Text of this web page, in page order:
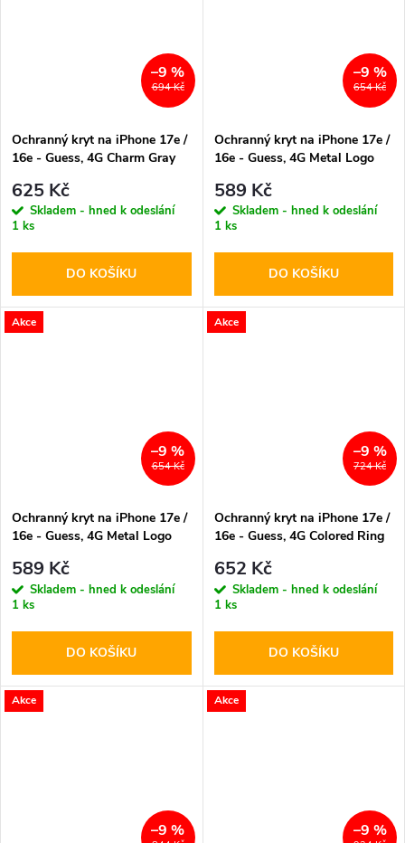
694 Kč
–9 %
Ochranný kryt na iPhone 17e /
16e - Guess, 4G Charm Gray
625 Kč
Skladem - hned k odeslání
1 ks
DO KOŠÍKU
654 Kč
–9 %
Ochranný kryt na iPhone 17e /
16e - Guess, 4G Metal Logo
589 Kč
Skladem - hned k odeslání
1 ks
DO KOŠÍKU
Akce
654 Kč
–9 %
Ochranný kryt na iPhone 17e /
16e - Guess, 4G Metal Logo
589 Kč
Skladem - hned k odeslání
1 ks
DO KOŠÍKU
Akce
724 Kč
–9 %
Ochranný kryt na iPhone 17e /
16e - Guess, 4G Colored Ring
652 Kč
Skladem - hned k odeslání
1 ks
DO KOŠÍKU
Akce
–9 %
Akce
–9 %